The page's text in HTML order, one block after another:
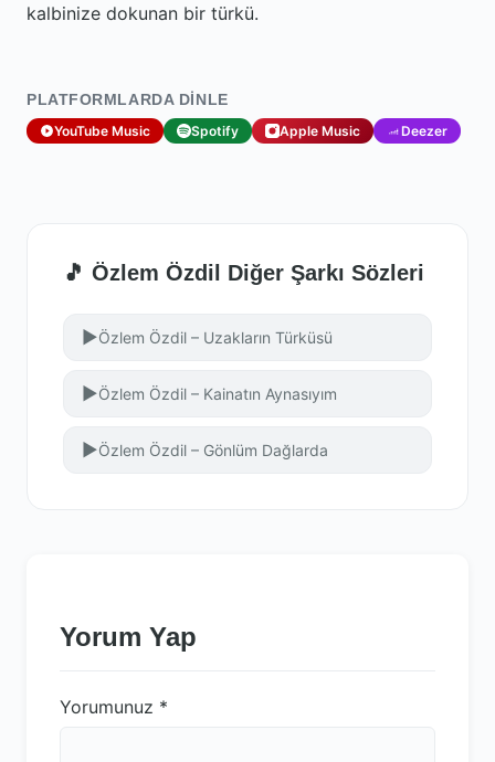
kalbinize dokunan bir türkü.
PLATFORMLARDA DINLE
YouTube Music Spotify Apple Music Deezer
🎵 Özlem Özdil Diğer Şarkı Sözleri
▶Özlem Özdil – Uzakların Türküsü
▶Özlem Özdil – Kainatın Aynasıyım
▶Özlem Özdil – Gönlüm Dağlarda
Yorum Yap
Yorumunuz *